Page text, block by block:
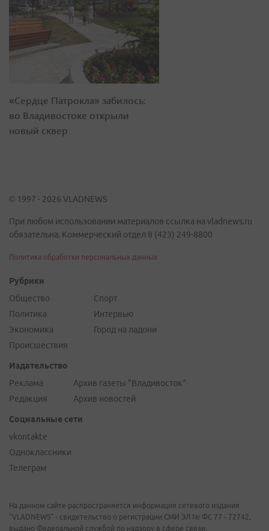
«Сердце Патрокла» забилось:
во Владивостоке открыли
новый сквер
© 1997 - 2026 VLADNEWS
При любом использовании материалов ссылка на vladnews.ru
обязательна. Коммерческий отдел 8 (423) 249-8800
Политика обработки персональных данных
Рубрики
Общество
Политика
Экономика
Происшествия
Спорт
Интервью
Город на ладони
Издательство
Реклама
Редакция
Архив газеты "Владивосток"
Архив новостей
Социальные сети
vkontakte
Одноклассники
Телеграм
На данном сайте распространяется информация сетевого издания
"VLADNEWS" - свидетельство о регистрации СМИ ЭЛ № ФС 77 - 72742,
выдано Федеральной службой по надзору в сфере связи,